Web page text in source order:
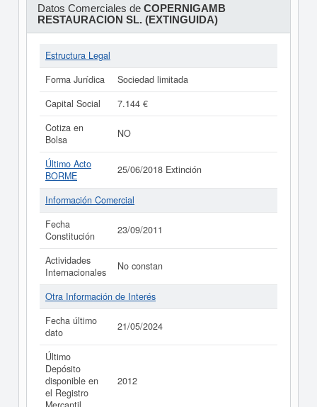
Datos Comerciales de COPERNIGAMB
RESTAURACION SL. (EXTINGUIDA)
Estructura Legal
Forma Jurídica
Sociedad limitada
Capital Social
7.144 €
Cotiza en
Bolsa
NO
Último Acto
BORME
25/06/2018 Extinción
Información Comercial
Fecha
Constitución
23/09/2011
Actividades
Internacionales
No constan
Otra Información de Interés
Fecha último
dato
21/05/2024
Último
Depósito
disponible en
el Registro
2012